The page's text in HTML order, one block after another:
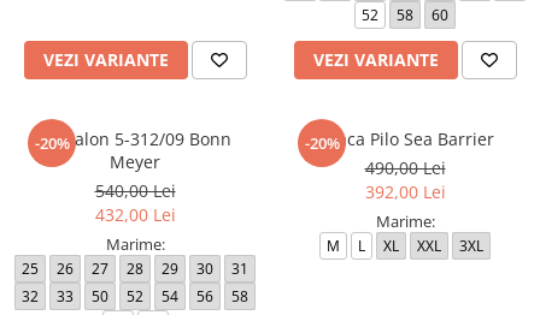
VEZI VARIANTE
52
58 60
VEZI VARIANTE
-20%
Pantalon 5-312/09 Bonn
Meyer
540,00 Lei
432,00 Lei
Marime:
25 26 27 28 29 30
31
32
33 50 52 54 56
58
-20%
Geaca Pilo Sea Barrier
490,00 Lei
392,00 Lei
Marime:
M L XL XXL 3XL